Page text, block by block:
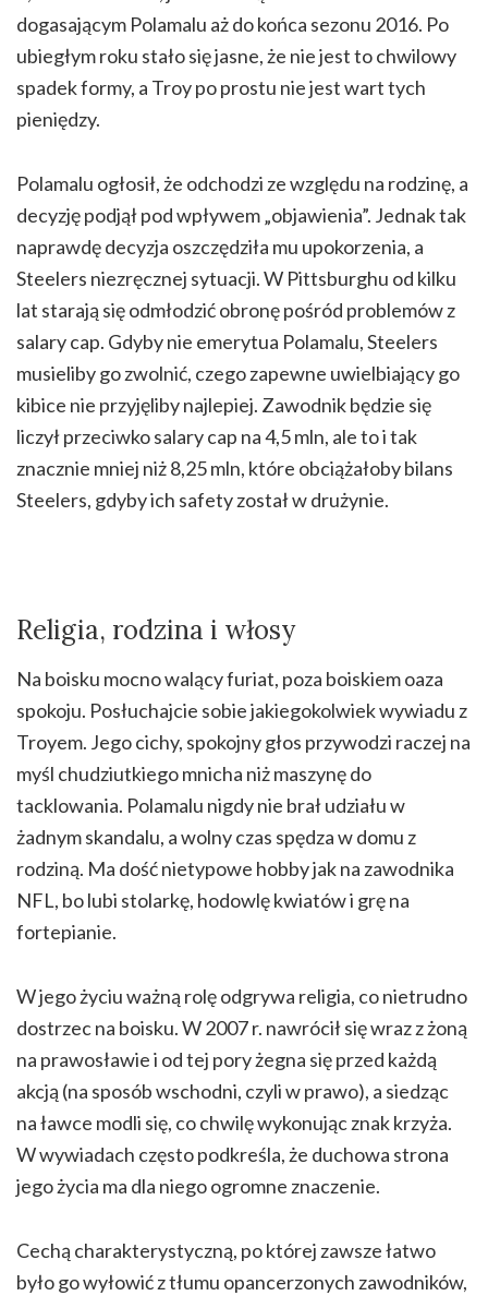
dogasającym Polamalu aż do końca sezonu 2016. Po
ubiegłym roku stało się jasne, że nie jest to chwilowy
spadek formy, a Troy po prostu nie jest wart tych
pieniędzy.
Polamalu ogłosił, że odchodzi ze względu na rodzinę, a
decyzję podjął pod wpływem „objawienia”. Jednak tak
naprawdę decyzja oszczędziła mu upokorzenia, a
Steelers niezręcznej sytuacji. W Pittsburghu od kilku
lat starają się odmłodzić obronę pośród problemów z
salary cap. Gdyby nie emerytua Polamalu, Steelers
musieliby go zwolnić, czego zapewne uwielbiający go
kibice nie przyjęliby najlepiej. Zawodnik będzie się
liczył przeciwko salary cap na 4,5 mln, ale to i tak
znacznie mniej niż 8,25 mln, które obciążałoby bilans
Steelers, gdyby ich safety został w drużynie.
Religia, rodzina i włosy
Na boisku mocno walący furiat, poza boiskiem oaza
spokoju. Posłuchajcie sobie jakiegokolwiek wywiadu z
Troyem. Jego cichy, spokojny głos przywodzi raczej na
myśl chudziutkiego mnicha niż maszynę do
tacklowania. Polamalu nigdy nie brał udziału w
żadnym skandalu, a wolny czas spędza w domu z
rodziną. Ma dość nietypowe hobby jak na zawodnika
NFL, bo lubi stolarkę, hodowlę kwiatów i grę na
fortepianie.
W jego życiu ważną rolę odgrywa religia, co nietrudno
dostrzec na boisku. W 2007 r. nawrócił się wraz z żoną
na prawosławie i od tej pory żegna się przed każdą
akcją (na sposób wschodni, czyli w prawo), a siedząc
na ławce modli się, co chwilę wykonując znak krzyża.
W wywiadach często podkreśla, że duchowa strona
jego życia ma dla niego ogromne znaczenie.
Cechą charakterystyczną, po której zawsze łatwo
było go wyłowić z tłumu opancerzonych zawodników,